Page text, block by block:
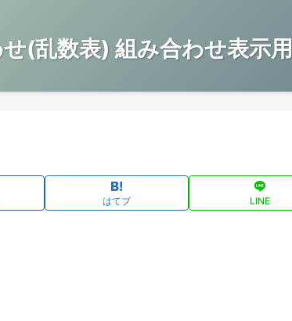
(乱数表) 組み合わせ表示
はてブ LINE